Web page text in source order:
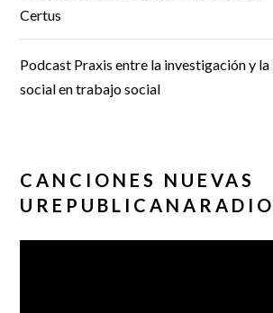
Certus
Podcast Praxis entre la investigación y
social en trabajo social
CANCIONES NUEVAS
UREPUBLICANARADIO